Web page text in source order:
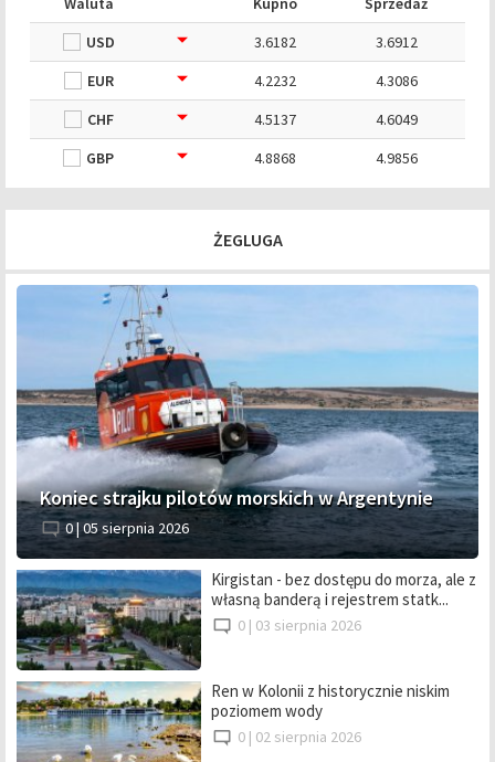
USD
3.6182
3.6912
EUR
4.2232
4.3086
CHF
4.5137
4.6049
GBP
4.8868 4.9856
ŻEGLUGA
Koniec strajku pilotów morskich w Argentynie
0 |05 sierpnia 2026
Kirgistan - bez dostępu do morza, ale z
własną banderą i rejestrem statk...
0 | 03 sierpnia 2026
Ren w Kolonii z historycznie niskim
poziomem wody
0 | 02 sierpnia 2026